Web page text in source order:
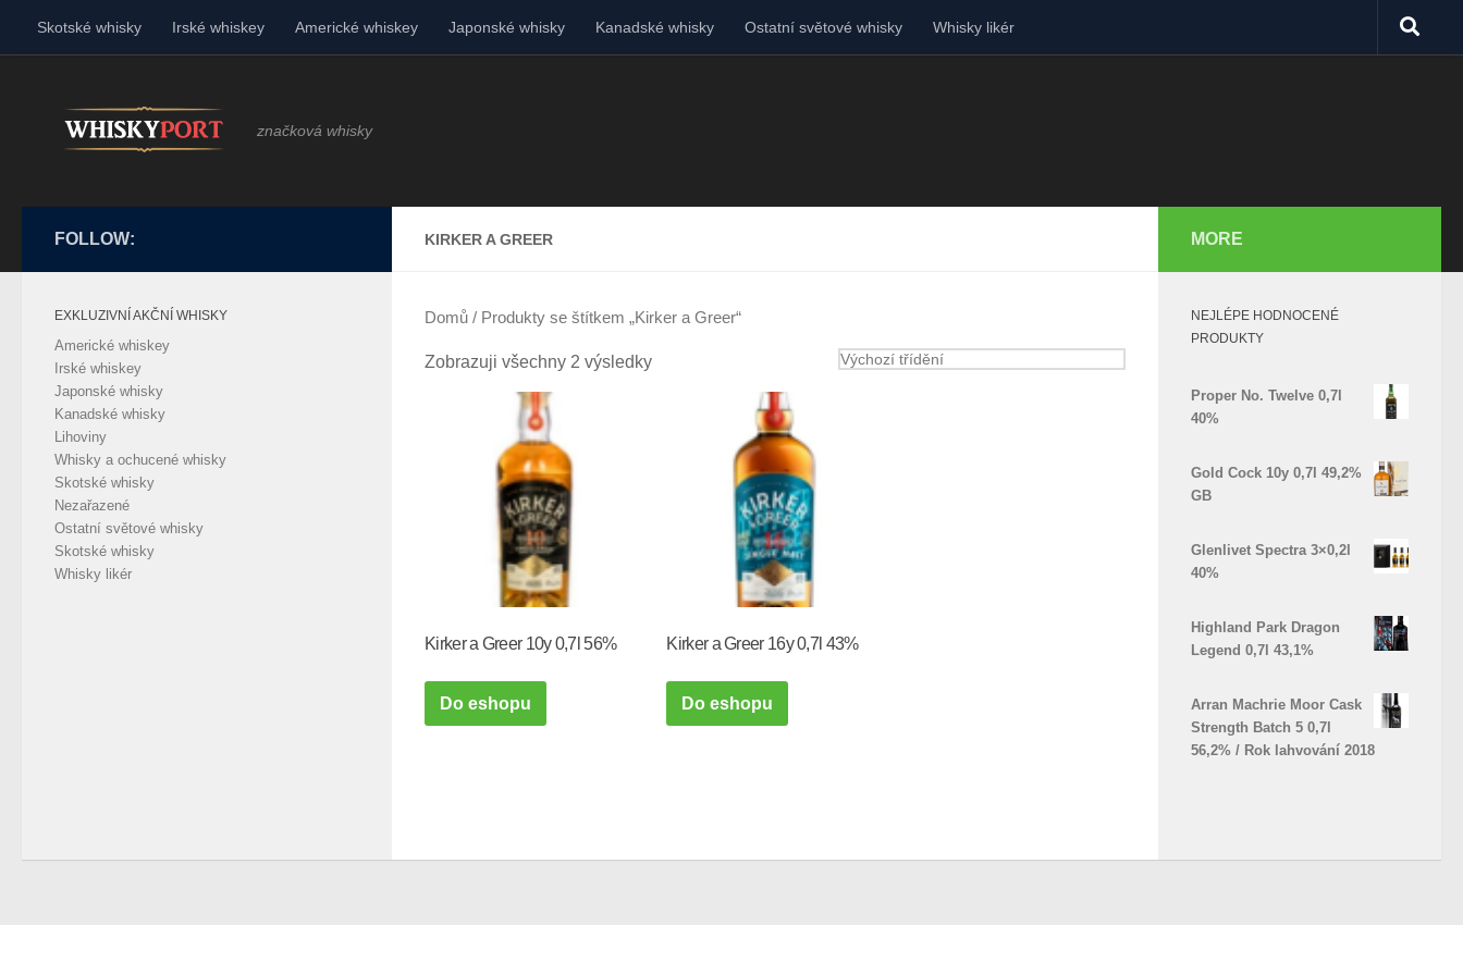
Skip to content
Skotské whisky Irské whiskey Americké whiskey Japonské whisky Kanadské whisky Ostatní světové whisky Whisky likér
značková whisky
KIRKER A GREER
Domů / Produkty se štítkem „Kirker a Greer“
Zobrazuji všechny 2 výsledky
Kirker a Greer 10y 0,7l 56%
Do eshopu
Kirker a Greer 16y 0,7l 43%
Do eshopu
FOLLOW:
EXKLUZIVNÍ AKČNÍ WHISKY
Americké whiskey
Irské whiskey
Japonské whisky
Kanadské whisky
Lihoviny
Whisky a ochucené whisky
Skotské whisky
Nezařazené
Ostatní světové whisky
Skotské whisky
Whisky likér
MORE
NEJLÉPE HODNOCENÉ
PRODUKTY
Proper No. Twelve 0,7l
40%
Gold Cock 10y 0,7l 49,2%
GB
Glenlivet Spectra 3×0,2l
40%
Highland Park Dragon
Legend 0,7l 43,1%
Arran Machrie Moor Cask
Strength Batch 5 0,7l
56,2% / Rok lahvování 2018